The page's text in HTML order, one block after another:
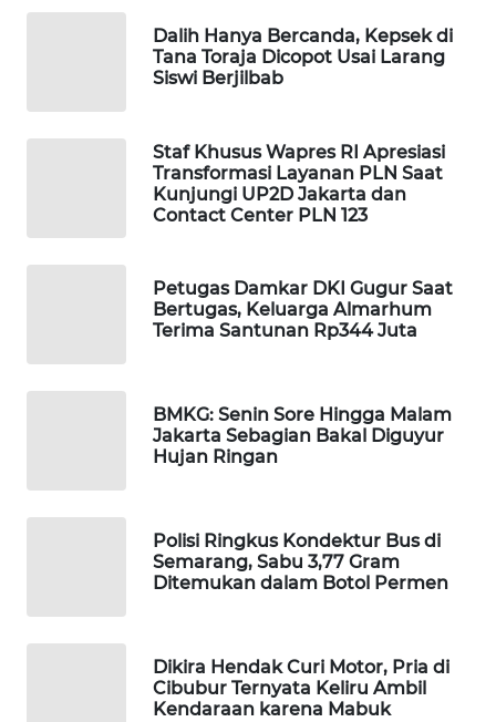
Dalih Hanya Bercanda, Kepsek di
Tana Toraja Dicopot Usai Larang
Siswi Berjilbab
Staf Khusus Wapres RI Apresiasi
Transformasi Layanan PLN Saat
Kunjungi UP2D Jakarta dan
Contact Center PLN 123
Petugas Damkar DKI Gugur Saat
Bertugas, Keluarga Almarhum
Terima Santunan Rp344 Juta
BMKG: Senin Sore Hingga Malam
Jakarta Sebagian Bakal Diguyur
Hujan Ringan
Polisi Ringkus Kondektur Bus di
Semarang, Sabu 3,77 Gram
Ditemukan dalam Botol Permen
Dikira Hendak Curi Motor, Pria di
Cibubur Ternyata Keliru Ambil
Kendaraan karena Mabuk
LABUANBAJO
Media
NEWS